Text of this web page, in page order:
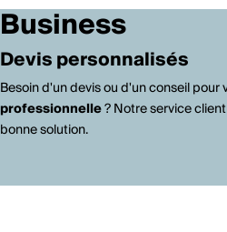
Business
Devis personnalisés
Besoin d'un devis ou d'un conseil pour
professionnelle? Notre service
bonne solution.